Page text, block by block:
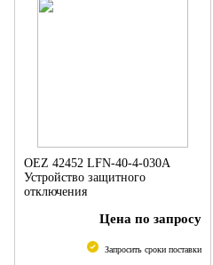
OEZ 42452 LFN-40-4-030A
Устройство защитного
отключения
Цена по запросу
Запросить сроки поставки